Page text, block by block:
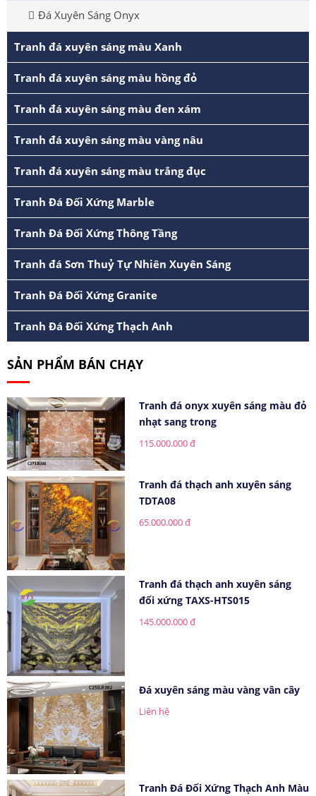
Đá Xuyên Sáng Onyx
Tranh đá xuyên sáng màu Xanh
Tranh đá xuyên sáng màu hồng đỏ
Tranh đá xuyên sáng màu đen xám
Tranh đá xuyên sáng màu vàng nâu
Tranh đá xuyên sáng màu trắng đục
Tranh Đá Đối Xứng Marble
Tranh Đá Đối Xứng Thông Tầng
Tranh đá Sơn Thuỷ Tự Nhiên Xuyên Sáng
Tranh Đá Đối Xứng Granite
Tranh Đá Đối Xứng Thạch Anh
SẢN PHẨM BÁN CHẠY
Tranh đá onyx xuyên sáng màu đỏ
nhạt sang trong
115.000.000 đ
Tranh đá thạch anh xuyên sáng
TDTA08
65.000.000 đ
Tranh đá thạch anh xuyên sáng
đối xứng TAXS-HTS015
145.000.000 đ
Đá xuyên sáng màu vàng vân cây
Liên hệ
Tranh Đá Đối Xứng Thạch Anh Màu